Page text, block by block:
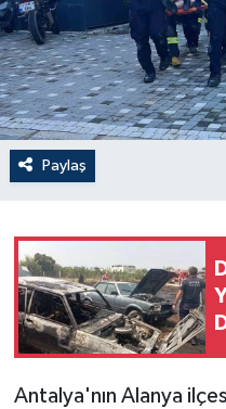
Paylaş
Antalya'nın Alanya